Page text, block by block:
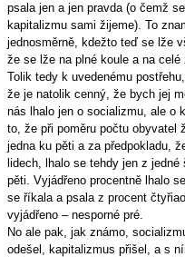
psala jen a jen pravda (o čemž
kapitalizmu sami žijeme). To
jednosměrně, kdežto teď se lže
že se lže na plné koule a na celé
Tolik tedy k uvedenému
že je natolik cenný, že bych jej
nás lhalo jen o socializmu, ale o
to, že při poměru počtu
jedna ku pěti a za předpokladu,
lidech, lhalo se tehdy jen z
pěti. Vyjádřeno procentně lhalo
se říkala a psala z procent
vyjádřeno – nesporné pré.
No ale pak, jak známo,
odešel, kapitalizmus přišel, a s